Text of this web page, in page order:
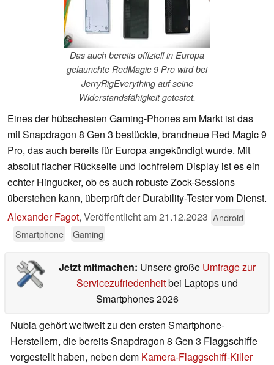
Das auch bereits offiziell in Europa
gelaunchte RedMagic 9 Pro wird bei
JerryRigEverything auf seine
Widerstandsfähigkeit getestet.
Eines der hübschesten Gaming-Phones am Markt ist das
mit Snapdragon 8 Gen 3 bestückte, brandneue Red Magic 9
Pro, das auch bereits für Europa angekündigt wurde. Mit
absolut flacher Rückseite und lochfreiem Display ist es ein
echter Hingucker, ob es auch robuste Zock-Sessions
überstehen kann, überprüft der Durability-Tester vom Dienst.
Alexander Fagot, Veröffentlicht am21.12.2023 Android
Smartphone
Gaming
Jetzt mitmachen: Unsere große Umfrage zur
Servicezufriedenheitbei Laptops und
Smartphones 2026
Nubia gehört weltweit zu den ersten Smartphone-
Herstellern, die bereits Snapdragon 8 Gen 3 Flaggschiffe
vorgestellt haben, neben dem Kamera-Flaggschiff-Killer